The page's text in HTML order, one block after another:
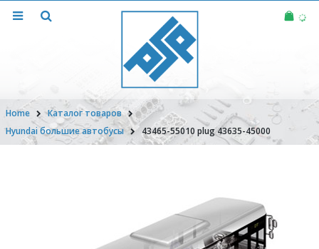
Home
Каталог товаров
Hyundai большие автобусы
43465-55010 plug 43635-45000